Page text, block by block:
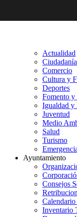
Actualidad
Ciudadanía
Comercio
Cultura y
Deportes
Fomento y
Igualdad y
Juventud
Medio
Salud
Turismo
Ayuntamiento
Consejos
Inventario